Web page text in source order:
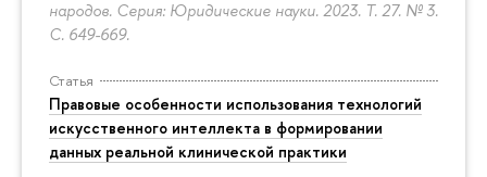
народов. Серия: Юридические науки. 2023. Т. 27. № 3.
С. 649-669.
Статья
Правовые особенности использования технологий
искусственного интеллекта в формировании
данных реальной клинической практики